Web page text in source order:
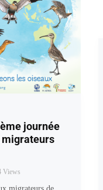
journée
migrateurs
Views